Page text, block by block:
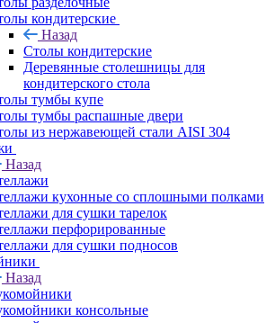
кондитерские
Назад
Столы кондитерские
Деревянные столешницы для
кондитерского стола
тумбы купе
тумбы распашные двери
из нержавеющей стали AISI 304
Назад
кухонные со сплошными полками
для сушки тарелок
перфорированные
для сушки подносов
Назад
консольные